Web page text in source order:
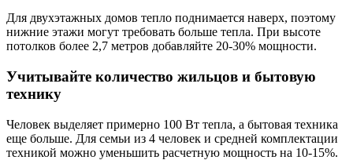
Для двухэтажных домов тепло поднимается наверх, поэтому
нижние этажи могут требовать больше тепла. При высоте
потолков более 2,7 метров добавляйте 20-30% мощности.
Учитывайте количество жильцов и бытовую
технику
Человек выделяет примерно 100 Вт тепла, а бытовая техника
еще больше. Для семьи из 4 человек и средней комплектации
техникой можно уменьшить расчетную мощность на 10-15%.